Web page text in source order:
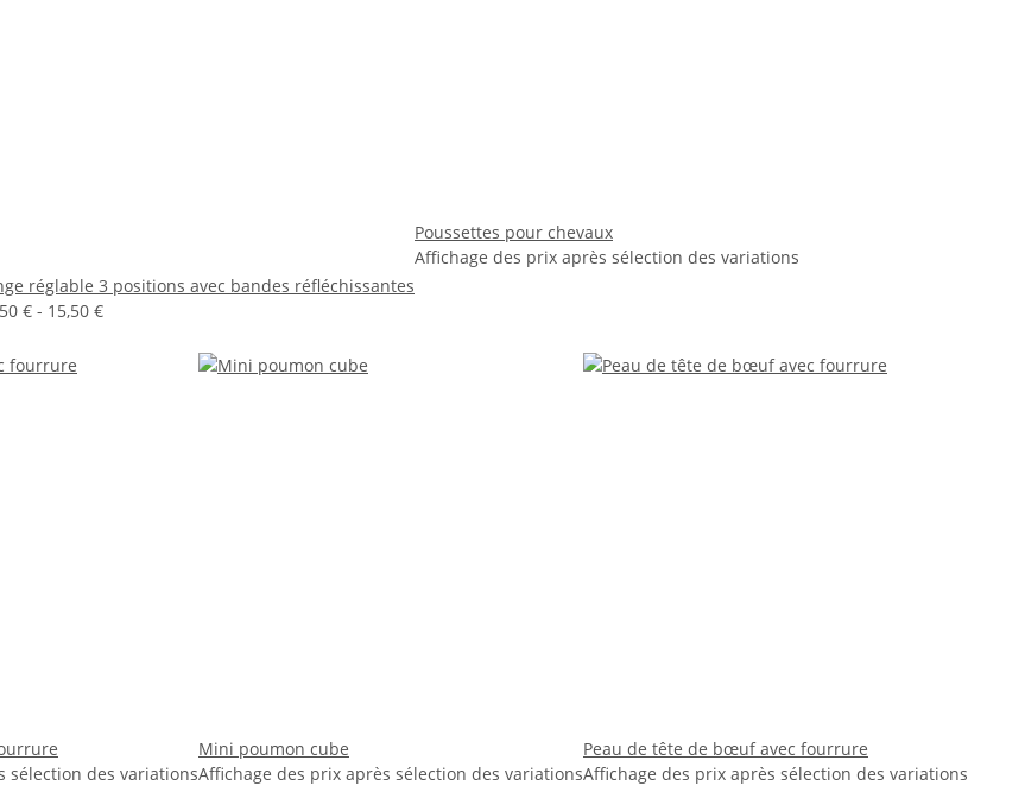
réglable 3 positions avec bandes réfléchissantes
€ - 15,50 €
Poussettes pour chevaux
Affichage des prix après sélection des variations
sélection des variations
Mini poumon cube
Affichage des prix après sélection des variations
Peau de tête de bœuf avec fourrure
Affichage des prix après sélection des variations